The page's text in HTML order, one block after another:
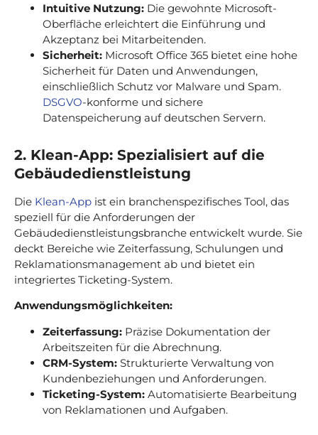
Intuitive Nutzung: Die gewohnte Microsoft-
Oberfläche erleichtert die Einführung und
Akzeptanz bei Mitarbeitenden.
Sicherheit: Microsoft Office 365 bietet eine hohe
Sicherheit für Daten und Anwendungen,
einschließlich Schutz vor Malware und Spam.
DSGVO-konforme und sichere
Datenspeicherung auf deutschen Servern.
2. Klean-App: Spezialisiert auf die
Gebäudedienstleistung
Die Klean-App ist ein branchenspezifisches Tool, das
speziell für die Anforderungen der
Gebäudedienstleistungsbranche entwickelt wurde. Sie
deckt Bereiche wie Zeiterfassung, Schulungen und
Reklamationsmanagement ab und bietet ein
integriertes Ticketing-System.
Anwendungsmöglichkeiten:
Zeiterfassung: Präzise Dokumentation der
Arbeitszeiten für die Abrechnung.
CRM-System: Strukturierte Verwaltung von
Kundenbeziehungen und Anforderungen.
Ticketing-System: Automatisierte Bearbeitung
von Reklamationen und Aufgaben.